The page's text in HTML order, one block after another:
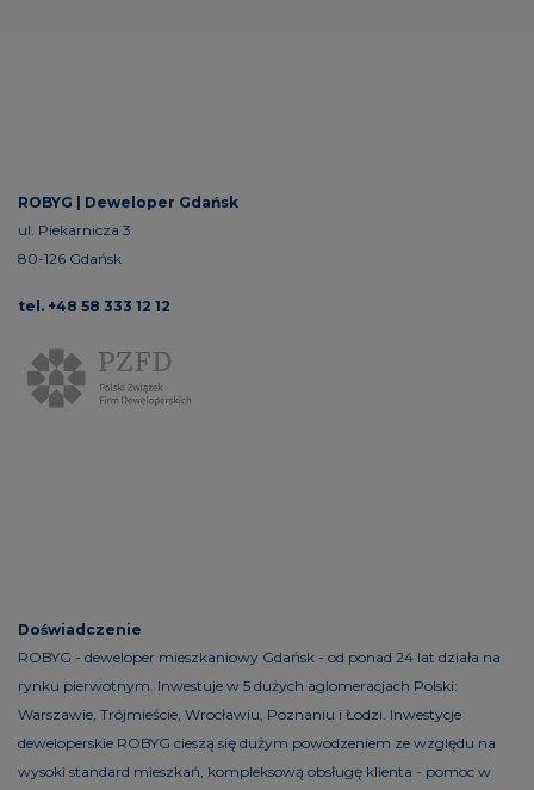
ROBYG | Deweloper Gdańsk
ul. Piekarnicza 3
80-126 Gdańsk
tel. +48 58 333 12 12
Doświadczenie
ROBYG - deweloper mieszkaniowy Gdańsk - od ponad 24 lat działa na
rynku pierwotnym. Inwestuje w 5 dużych aglomeracjach Polski:
Warszawie, Trójmieście, Wrocławiu, Poznaniu i Łodzi. Inwestycje
deweloperskie ROBYG cieszą się dużym powodzeniem ze względu na
wysoki standard mieszkań, kompleksową obsługę klienta - pomoc w